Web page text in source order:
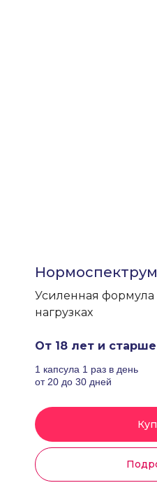
Усиленная
нагрузках
От 18 лет и старше
1 капсула 1 раз в день
от 20 до 30 дней